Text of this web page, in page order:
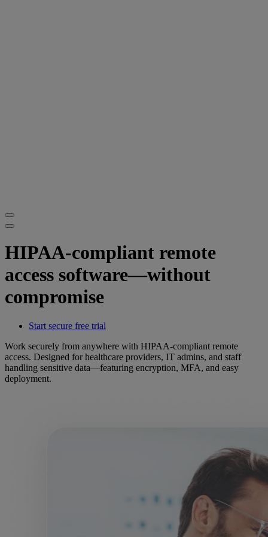
HIPAA-compliant remote
access software—without
compromise
Start secure free trial
Work securely from anywhere with HIPAA-compliant remote
access. Designed for healthcare providers, IT admins, and staff
handling sensitive data—featuring encryption, MFA, and easy
deployment.